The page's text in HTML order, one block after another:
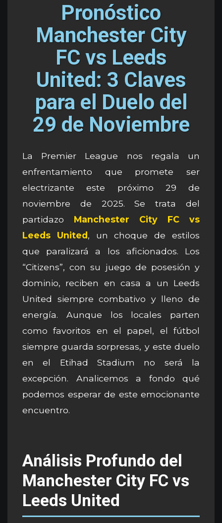
Pronóstico
Manchester City
FC vs Leeds
United: 3 Claves
para el Duelo del
29 de Noviembre
La Premier League nos regala un
enfrentamiento que promete ser
electrizante este próximo 29 de
noviembre de 2025. Se trata del
partidazo Manchester City FC vs
Leeds United, un choque de estilos
que paralizará a los aficionados. Los
“Citizens”, con su juego de posesión y
dominio, reciben en casa a un Leeds
United siempre combativo y lleno de
energía. Aunque los locales parten
como favoritos en el papel, el fútbol
siempre guarda sorpresas, y este duelo
en el Etihad Stadium no será la
excepción. Analicemos a fondo qué
podemos esperar de este emocionante
encuentro.
Análisis Profundo del
Manchester City FC vs
Leeds United